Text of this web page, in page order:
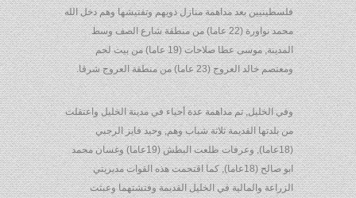
فلسطينيين بعد مداهمة منازل ذويهم وتفتيشها وهم دخل الله
محمد نواورة (22 عاما) من منطقة شارع الصف وسط
المدينة, موسى عطا صلاحات (19 عاما) من بيت لحم
ومعتصم خالد العروج (23 عاما) من منطقة العروج شرقا.
وفي الخليل, تم مداهمة عدة أحياء في مدينة الخليل واعتقلت
من بلدتها القديمة ثلاثة شباب وهم, وحيد فايز الرجبي
(18عاما), وعرفات طلعت البطش (19عاما) وغسان محمد
ابو صالح (18عاما), كما اقتحمت هذه القوات مديريتي
الزراعة والمالية في الخليل القديمة وفتشتهما وعبثت